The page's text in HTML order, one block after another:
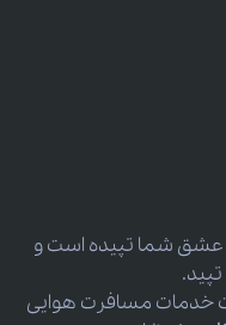
عشق شما تپیده است و
خدمات مسافرت هوایی